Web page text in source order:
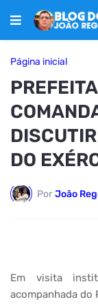
Página inicial
DO
Por João
Em visita
acompanhada do